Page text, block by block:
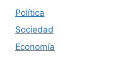
Política
Sociedad
Economía